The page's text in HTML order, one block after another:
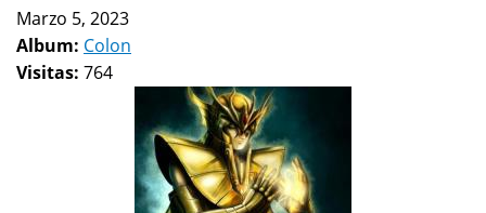
Marzo 5, 2023
Album: Colon
Visitas: 764